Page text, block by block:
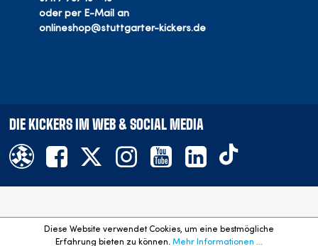
oder per E-Mail an
onlineshop@stuttgarter-kickers.de
DIE KICKERS IM WEB & SOCIAL MEDIA
- Alle Rechte vorbehalten. Preisangaben inkl. gesetzl.
Diese Website verwendet Cookies, um eine bestmögliche
Erfahrung bieten zu können. Mehr Informationen ...